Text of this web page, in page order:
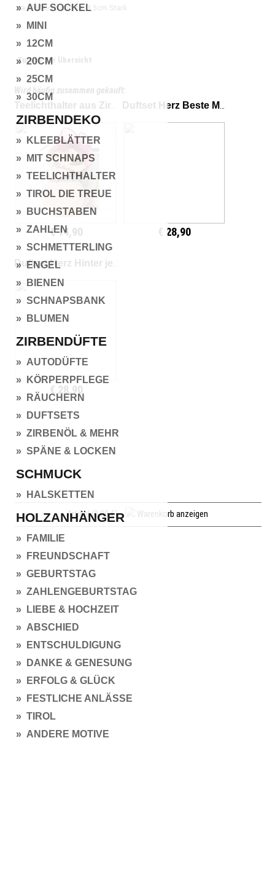
» AUF SOCKEL
» MINI
» 12CM
» 20CM
» 25CM
» 30CM
ZIRBENDEKO
» KLEEBLÄTTER
» MIT SCHNAPS
» TEELICHTHALTER
» TIROL DIE TREUE
» BUCHSTABEN
» ZAHLEN
» SCHMETTERLING
» ENGEL
» BIENEN
» SCHNAPSBANK
» BLUMEN
ZIRBENDÜFTE
» AUTODÜFTE
» KÖRPERPFLEGE
» RÄUCHERN
» DUFTSETS
» ZIRBENÖL & MEHR
» SPÄNE & LOCKEN
SCHMUCK
» HALSKETTEN
HOLZANHÄNGER
» FAMILIE
» FREUNDSCHAFT
» GEBURTSTAG
» ZAHLENGEBURTSTAG
» LIEBE & HOCHZEIT
» ABSCHIED
» ENTSCHULDIGUNG
» DANKE & GENESUNG
» ERFOLG & GLÜCK
» FESTLICHE ANLÄSSE
» TIROL
» ANDERE MOTIVE
ca.20x20cm und ca. 3,5cm Stark
Zurück zur Übersicht
Wird häufig zusammen gekauft:
Teelichthalter aus Zirbenholz rund Muttertag
€ 14,90
Duftset Herz Beste Mama der Welt
€ 28,90
€ 28,90
Artikel (0,00 €) Warenkorb anzeigen